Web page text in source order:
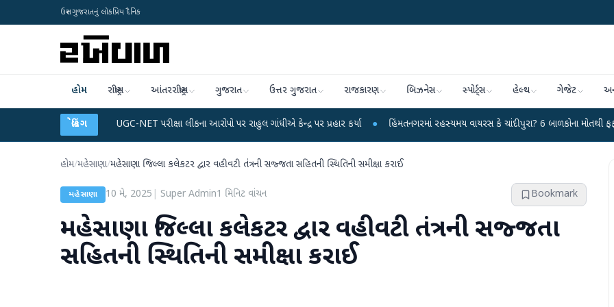
ઉત્તર ગુજરાતનું લોકપ્રિય દૈનિક
હોમ રાષ્ટ્રીય આંતરરાષ્ટ્રીય ગુજરાત ઉત્તર ગુજરાત રાજકારણ બિઝનેસ સ્પોર્ટ્સ હેલ્થ ગેજેટ
બ્રેકિંગ
UGC-NET પરીક્ષા લીકના આરોપો પર રાહુલ ગાંધીએ કેન્દ્ર પર પ્રહાર કર્યા ● હિંમતનગરમાં રહસ્યમય વાયરસ કે ચાંદીપુરા? 6 બાળકોના મોતથી ફફડાટ ●
હોમ/મહેસાણા/મહેસાણા જિલ્લા કલેકટર દ્વાર વહીવટી તંત્રની સજ્જતા સહિતની સ્થિતિની સમીક્ષા કરાઈ
મહેસાણા 10 મે, 2025 Super Admin1 મિનિટ વાંચન Bookmark
મહેસાણા જિલ્લા કલેકટર દ્વાર વહીવટી તંત્રની સજ્જતા
સહિતની સ્થિતિની સમીક્ષા કરાઈ